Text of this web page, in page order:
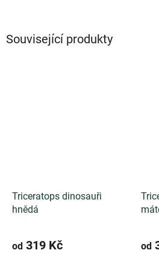
Související produkty
Triceratops dinosauři
hnědá
od 319 Kč od